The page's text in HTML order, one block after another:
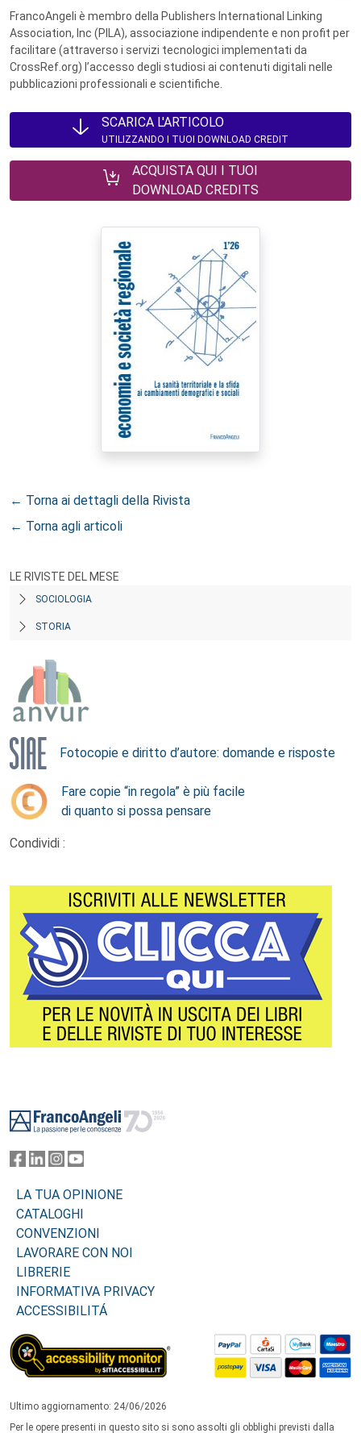
FrancoAngeli è membro della Publishers International Linking
Association, Inc (PILA), associazione indipendente e non profit per
facilitare (attraverso i servizi tecnologici implementati da
CrossRef.org) l’accesso degli studiosi ai contenuti digitali nelle
pubblicazioni professionali e scientifiche.
SCARICA L'ARTICOLO
UTILIZZANDO I TUOI DOWNLOAD CREDIT
ACQUISTA QUI I TUOI
DOWNLOAD CREDITS
← Torna ai dettagli della Rivista
← Torna agli articoli
LE RIVISTE DEL MESE
SOCIOLOGIA
STORIA
Fotocopie e diritto d’autore: domande e risposte
Fare copie “in regola” è più facile
di quanto si possa pensare
Condividi :
LA TUA OPINIONE
CATALOGHI
CONVENZIONI
LAVORARE CON NOI
LIBRERIE
INFORMATIVA PRIVACY
ACCESSIBILITÁ
Ultimo aggiornamento: 24/06/2026
Per le opere presenti in questo sito si sono assolti gli obblighi previsti dalla